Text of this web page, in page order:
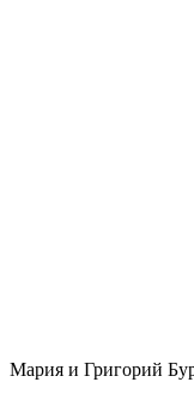
Мария и Григорий